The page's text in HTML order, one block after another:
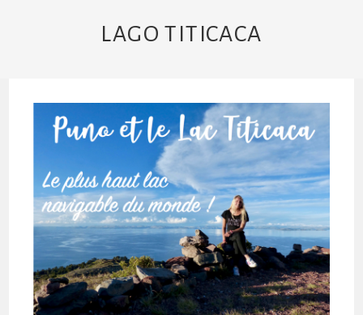
LAGO TITICACA